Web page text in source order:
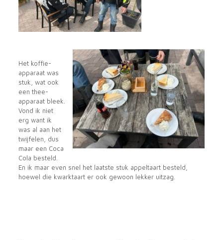
Het koffie-
apparaat was
stuk, wat ook
een thee-
apparaat bleek.
Vond ik niet
erg want ik
was al aan het
twijfelen, dus
maar een Coca
Cola besteld.
En ik maar even snel het laatste stuk appeltaart besteld,
hoewel die kwarktaart er ook gewoon lekker uitzag.